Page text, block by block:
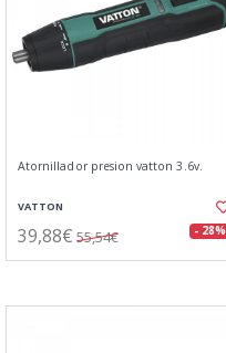
Atornillador presion vatton 3.6v.
VATTON
39,88€ 55,54€ - 28%